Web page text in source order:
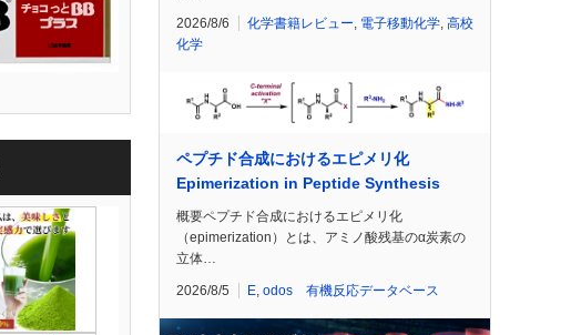
2026/8/6 化学書籍レビュー 電子移動化学 高校
化学
ペプチド合成におけるエピメリ化
Epimerization in Peptide Synthesis
概要ペプチド合成におけるエピメリ化
（epimerization）とは、アミノ酸残基のα炭素の
立体…
2026/8/5 E odos 有機反応データベース